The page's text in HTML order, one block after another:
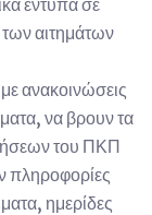
έντυπα σε
αιτημάτων
ανακοινώσεις
να βρουν τα
του ΠΚΠ
πληροφορίες
ημερίδες